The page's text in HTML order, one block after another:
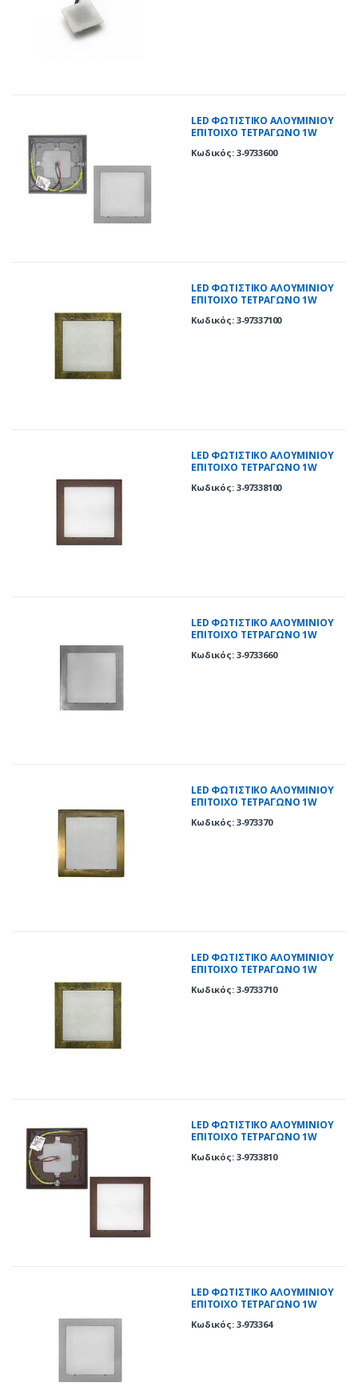
LED ΦΩΤΙΣΤΙΚΟ ΑΛΟΥΜΙΝΙΟΥ
ΕΠΙΤΟΙΧΟ TETΡΑΓΩΝΟ 1W
Κωδικός: 3-9733600
LED ΦΩΤΙΣΤΙΚΟ ΑΛΟΥΜΙΝΙΟΥ
ΕΠΙΤΟΙΧΟ TETΡΑΓΩΝΟ 1W
Κωδικός: 3-97337100
LED ΦΩΤΙΣΤΙΚΟ ΑΛΟΥΜΙΝΙΟΥ
ΕΠΙΤΟΙΧΟ TETΡΑΓΩΝΟ 1W
Κωδικός: 3-97338100
LED ΦΩΤΙΣΤΙΚΟ ΑΛΟΥΜΙΝΙΟΥ
ΕΠΙΤΟΙΧΟ TETΡΑΓΩΝΟ 1W
Κωδικός: 3-9733660
LED ΦΩΤΙΣΤΙΚΟ ΑΛΟΥΜΙΝΙΟΥ
ΕΠΙΤΟΙΧΟ TETΡΑΓΩΝΟ 1W
Κωδικός: 3-973370
LED ΦΩΤΙΣΤΙΚΟ ΑΛΟΥΜΙΝΙΟΥ
ΕΠΙΤΟΙΧΟ TETΡΑΓΩΝΟ 1W
Κωδικός: 3-9733710
LED ΦΩΤΙΣΤΙΚΟ ΑΛΟΥΜΙΝΙΟΥ
ΕΠΙΤΟΙΧΟ TETΡΑΓΩΝΟ 1W
Κωδικός: 3-9733810
LED ΦΩΤΙΣΤΙΚΟ ΑΛΟΥΜΙΝΙΟΥ
ΕΠΙΤΟΙΧΟ TETΡΑΓΩΝΟ 1W
Κωδικός: 3-973364